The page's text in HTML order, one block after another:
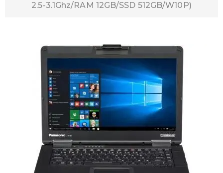
2.5-3.1Ghz/RAM 12GB/SSD 512GB/W10P)